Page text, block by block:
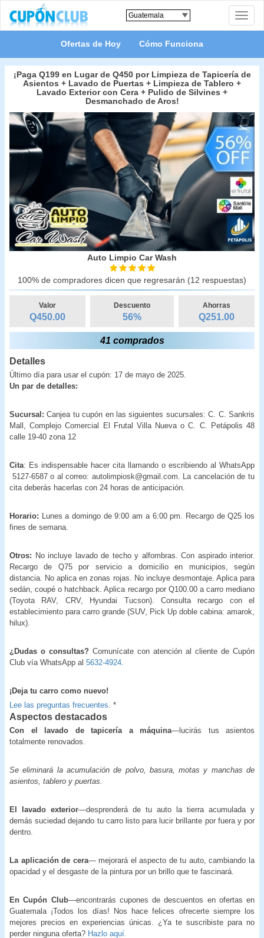
Toggle
Ofertas de Hoy Cómo Funciona
¡Paga Q199 en Lugar de Q450 por Limpieza de Tapicería de
Asientos + Lavado de Puertas + Limpieza de Tablero +
Lavado Exterior con Cera + Pulido de Silvines +
Desmanchado de Aros!
Auto Limpio Car Wash
100% de compradores dicen que regresarán (12 respuestas)
Valor
Q450.00
Descuento
56%
Ahorras
Q251.00
41 comprados
Detalles
Último día para usar el cupón: 17 de mayo de 2025.
Un par de detalles:
Sucursal:Canjea tu cupón en las siguientes sucursales: C. C. Sankris
Mall, Complejo Comercial El Frutal Villa Nueva o C. C. Petápolis 48
calle 19-40 zona 12
Cita: Es indispensable hacer cita llamando o escribiendo al WhatsApp
5127-6587 o al correo: autolimpiosk@gmail.com. La cancelación de tu
cita deberás hacerlas con 24 horas de anticipación.
Horario:
Lunes a domingo de 9:00 am a 6:00 pm. Recargo de Q25 los
fines de semana.
Otros: No incluye lavado de techo y alfombras. Con aspirado interior.
Recargo de Q75 por servicio a domicilio en municipios, según
distancia. No aplica en zonas rojas. No incluye desmontaje. Aplica para
sedán, coupé o hatchback. Aplica recargo por Q100.00 a carro mediano
(Toyota RAV, CRV, Hyundai Tucson). Consulta recargo con el
establecimiento para carro grande (SUV, Pick Up doble cabina: amarok,
hilux).
¿Dudas o consultas? Comunícate con atención al cliente de Cupón
Club vía WhatsApp al 5632-4924.
¡Deja tu carro como nuevo!
Lee las preguntas frecuentes. *
Aspectos destacados
Con el lavado de tapicería a máquina—lucirás tus asientos
totalmente renovados.
Se eliminará la acumulación de polvo, basura, motas y manchas de
asientos, tablero y puertas.
El lavado exterior—desprenderá de tu auto la tierra acumulada y
demás suciedad dejando tu carro listo para lucir brillante por fuera y por
dentro.
La aplicación de cera— mejorará el aspecto de tu auto, cambiando la
opacidad y el desgaste de la pintura por un brillo que te fascinará.
En Cupón Club—encontrarás cupones de descuentos en ofertas en
Guatemala ¡Todos los días! Nos hace felices ofrecerte siempre los
mejores precios en experiencias únicas. ¿Ya te suscribiste para no
perder ninguna oferta? Hazlo aquí.